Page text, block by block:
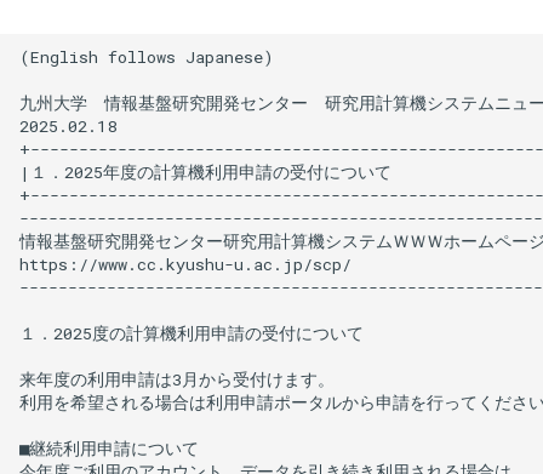
ポータルアカウントの作成
プロジェクトの申請
プロジェクトへの参加
ログイン
ポイント・ストレージの追加
ストレージとファイル操作
利用負担金制度
利用負担金の支払い
民間利用制度
公募型利用制度
重点支援制度
Forums & Symposiums
Information
過去の障害情報 / Past
Failure Information
謝辞記載のお願い
(English follows Japanese)
九州大学　情報基盤研究開発センター　研究用計算機システムニュ
2025.02.18
|１．2025年度の計算機利用申請の受付について　　　　　　　　
情報基盤研究開発センター研究用計算機システムＷＷＷホームペー
https://www.cc.kyushu-u.ac.jp/scp/
１．2025度の計算機利用申請の受付について
来年度の利用申請は3月から受付けます。
利用を希望される場合は利用申請ポータルから申請を行ってくださ
■継続利用申請について